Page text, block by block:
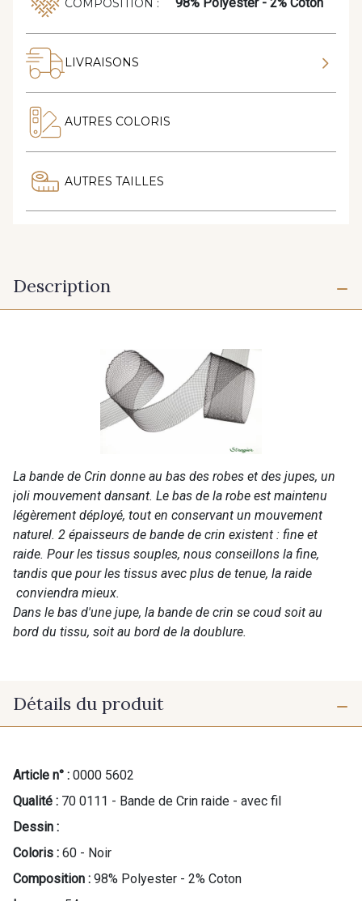
COMPOSITION :
LIVRAISONS
AUTRES COLORIS
AUTRES TAILLES
Description
La bande de Crin donne au bas des robes et des jupes, un
joli mouvement dansant. Le bas de la robe est maintenu
légèrement déployé, tout en conservant un mouvement
naturel. 2 épaisseurs de bande de crin existent : fine et
raide. Pour les tissus souples, nous conseillons la fine,
tandis que pour les tissus avec plus de tenue, la raide
conviendra mieux.
Dans le bas d'une jupe, la bande de crin se coud soit au
bord du tissu, soit au bord de la doublure.
Détails du produit
Article n° : 0000 5602
Qualité : 70 0111 - Bande de Crin raide - avec fil
Dessin :
Coloris : 60 - Noir
Composition : 98% Polyester - 2% Coton